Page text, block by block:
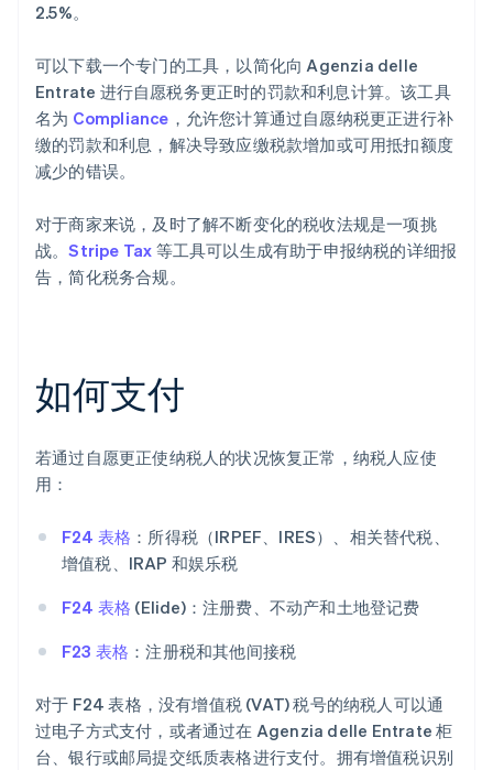
2.5%。
可以下载一个专门的工具，以简化向 Agenzia delle
Entrate 进行自愿税务更正时的罚款和利息计算。该工具
名为 Compliance ，允许您计算通过自愿纳税更正进行补
缴的罚款和利息，解决导致应缴税款增加或可用抵扣额度
减少的错误。
对于商家来说，及时了解不断变化的税收法规是一项挑
战。Stripe Tax 等工具可以生成有助于申报纳税的详细报
告，简化税务合规。
如何支付
若通过自愿更正使纳税人的状况恢复正常，纳税人应使
用：
F24 表格 ：所得税（IRPEF、IRES）、相关替代税、
增值税、IRAP 和娱乐税
F24 表格 (Elide)：注册费、不动产和土地登记费
F23 表格 ：注册税和其他间接税
对于 F24 表格，没有增值税 (VAT) 税号的纳税人可以通
过电子方式支付，或者通过在 Agenzia delle Entrate 柜
台、银行或邮局提交纸质表格进行支付。拥有增值税识别